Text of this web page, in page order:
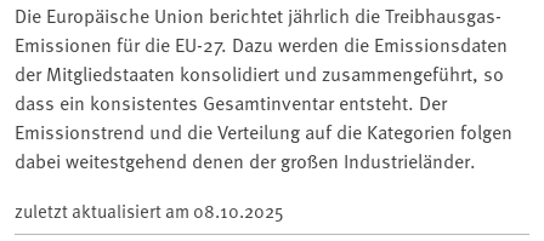
Die Europäische Union berichtet jährlich die Treibhausgas-
Emissionen für die EU-27. Dazu werden die Emissionsdaten
der Mitgliedstaaten konsolidiert und zusammengeführt, so
dass ein konsistentes Gesamtinventar entsteht. Der
Emissionstrend und die Verteilung auf die Kategorien folgen
dabei weitestgehend denen der großen Industrieländer.
zuletzt aktualisiert am 08.10.2025